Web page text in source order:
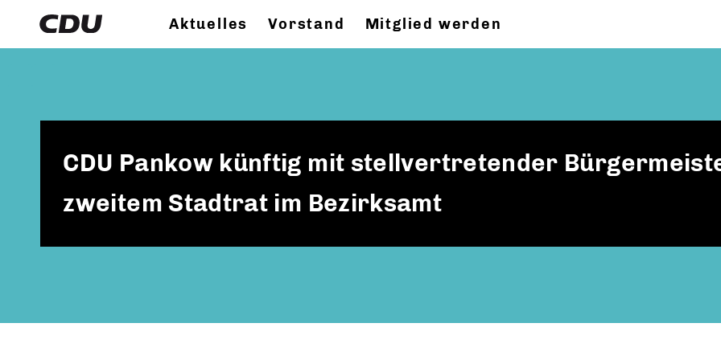
Aktuelles Vorstand Mitglied werden
CDU Pankow künftig mit stellvertretender
zweitem Stadtrat im Bezirksamt